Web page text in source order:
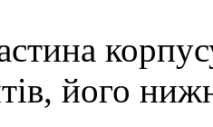
його